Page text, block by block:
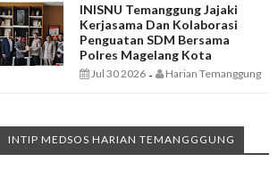
INISNU Temanggung Jajaki
Kerjasama Dan Kolaborasi
Penguatan SDM Bersama
Polres Magelang Kota
Jul 30 2026 - Harian Temanggung
INTIP MEDSOS HARIAN TEMANGGGUNG